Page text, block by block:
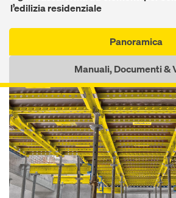
l’edilizia residenziale
Panoramica
Manuali, Documenti &